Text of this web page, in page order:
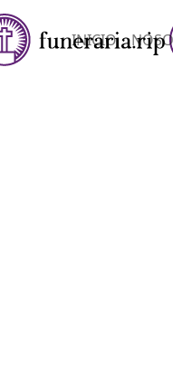
INICIO
24 HORAS